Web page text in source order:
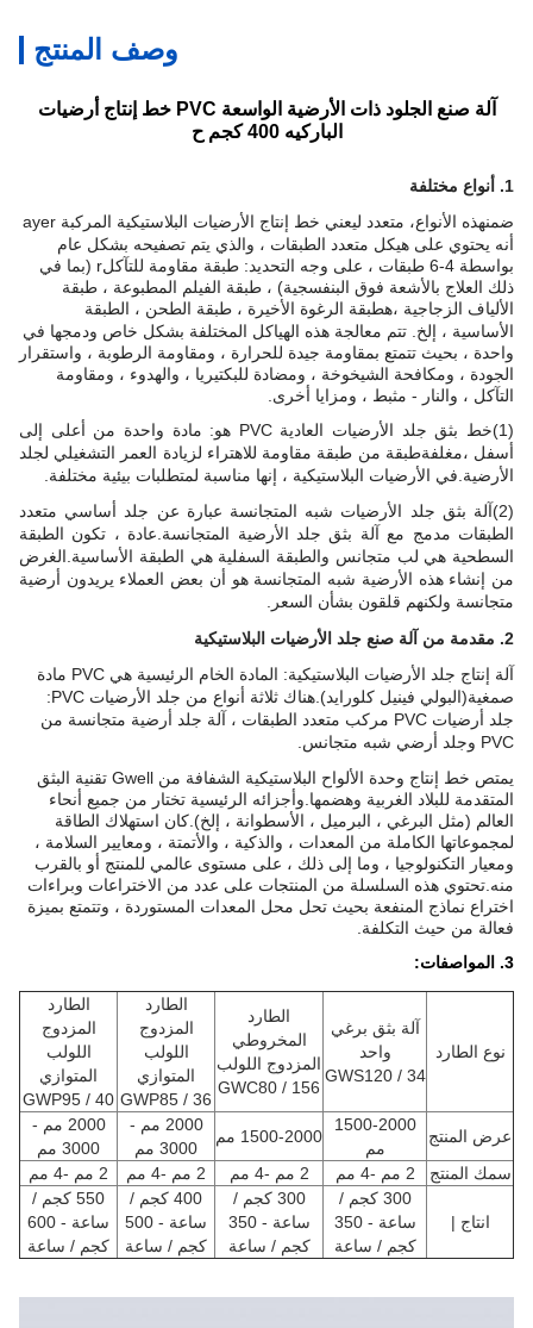
وصف المنتج
آلة صنع الجلود ذات الأرضية الواسعة PVC خط إنتاج أرضيات
الباركيه 400 كجم ح
1. أنواع مختلفة
ضمنهذه الأنواع، متعدد ل
يعني خط إنتاج الأرضيات البلاستيكية المركبة ayer
أنه يحتوي على هيكل متعدد الطبقات ، والذي يتم تصفيحه بشكل عام
بواسطة 4-6 طبقات ، على وجه التحديد: طبقة مقاومة للتآكل
r (بما في
ذلك العلاج بالأشعة فوق البنفسجية) ، طبقة الفيلم المطبوعة ، طبقة
الألياف الزجاجية ، هطبقة الرغوة الأخيرة ، طبقة الطحن ، الطبقة
الأساسية ، إلخ. تتم معالجة هذه الهياكل المختلفة بشكل خاص ودمجها في
واحدة ، بحيث تتمتع بمقاومة جيدة للحرارة ، ومقاومة الرطوبة ، واستقرار
الجودة ، ومكافحة الشيخوخة ، ومضادة للبكتيريا ، والهدوء ، ومقاومة
التآكل ، والنار - مثبط ، ومزايا أخرى.
خط بثق جلد الأرضيات العادية PVC هو: مادة واحدة من أعلى إلى
أسفل ، مغلفةطبقة من طبقة مقاومة للاهتراء لزيادة العمر التشغيلي لجلد
الأرضية.في الأرضيات البلاستيكية ، إنها مناسبة لمتطلبات بيئية مختلفة.
آلة بثق جلد الأرضيات شبه المتجانسة عبارة عن جلد أساسي متعدد
الطبقات مدمج مع آلة بثق جلد الأرضية المتجانسة.عادة ، تكون الطبقة
السطحية هي لب متجانس والطبقة السفلية هي الطبقة الأساسية.الغرض
من إنشاء هذه الأرضية شبه المتجانسة هو أن بعض العملاء يريدون أرضية
متجانسة ولكنهم قلقون بشأن السعر.
2. مقدمة من آلة صنع جلد الأرضيات البلاستيكية
آلة إنتاج جلد الأرضيات البلاستيكية: المادة الخام الرئيسية هي PVC
مادة
صمغية(البولي فينيل كلورايد)
.هناك ثلاثة أنواع من جلد الأرضيات PVC:
جلد أرضيات PVC مركب متعدد الطبقات ، آلة جلد أرضية متجانسة من
PVC وجلد أرضي شبه متجانس
يمتص خط إنتاج وحدة الألواح البلاستيكية الشفافة من Gwell تقنية البثق
المتقدمة للبلاد الغربية وهضمها.وأجزائه الرئيسية تختار من جميع أنحاء
العالم (مثل البرغي ، البرميل ، الأسطوانة ، إلخ).كان استهلاك الطاقة
لمجموعاتها الكاملة من المعدات ، والذكية ، والأتمتة ، ومعايير السلامة ،
ومعيار التكنولوجيا ، وما إلى ذلك ، على مستوى عالمي للمنتج أو بالقرب
منه.تحتوي هذه السلسلة من المنتجات على عدد من الاختراعات وبراءات
اختراع نماذج المنفعة بحيث تحل محل المعدات المستوردة ، وتتمتع بميزة
فعالة من حيث التكلفة.
3. المواصفات:
نوع الطارد
آلة بثق برغي
واحد
GWS120 / 34
الطارد
المخروطي
المزدوج اللولب
GWC80 / 156
الطارد
المزدوج
اللولب
المتوازي
GWP85 / 36
الطارد
المزدوج
اللولب
المتوازي
GWP95 / 40
عرض المنتج
1500-2000
مم
1500-2000 مم
2000 مم -
3000 مم
2000 مم -
3000 مم
سمك المنتج
2 مم -4 مم 2 مم -4 مم
انتاج |
300 كجم /
ساعة - 350
كجم / ساعة
300 كجم /
ساعة - 350
كجم / ساعة
400 كجم /
ساعة - 500
كجم / ساعة
550 كجم /
ساعة - 600
كجم / ساعة